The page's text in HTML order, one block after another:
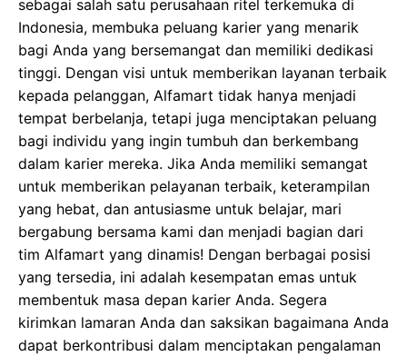
sebagai salah satu perusahaan ritel terkemuka di
Indonesia, membuka peluang karier yang menarik
bagi Anda yang bersemangat dan memiliki dedikasi
tinggi. Dengan visi untuk memberikan layanan terbaik
kepada pelanggan, Alfamart tidak hanya menjadi
tempat berbelanja, tetapi juga menciptakan peluang
bagi individu yang ingin tumbuh dan berkembang
dalam karier mereka. Jika Anda memiliki semangat
untuk memberikan pelayanan terbaik, keterampilan
yang hebat, dan antusiasme untuk belajar, mari
bergabung bersama kami dan menjadi bagian dari
tim Alfamart yang dinamis! Dengan berbagai posisi
yang tersedia, ini adalah kesempatan emas untuk
membentuk masa depan karier Anda. Segera
kirimkan lamaran Anda dan saksikan bagaimana Anda
dapat berkontribusi dalam menciptakan pengalaman